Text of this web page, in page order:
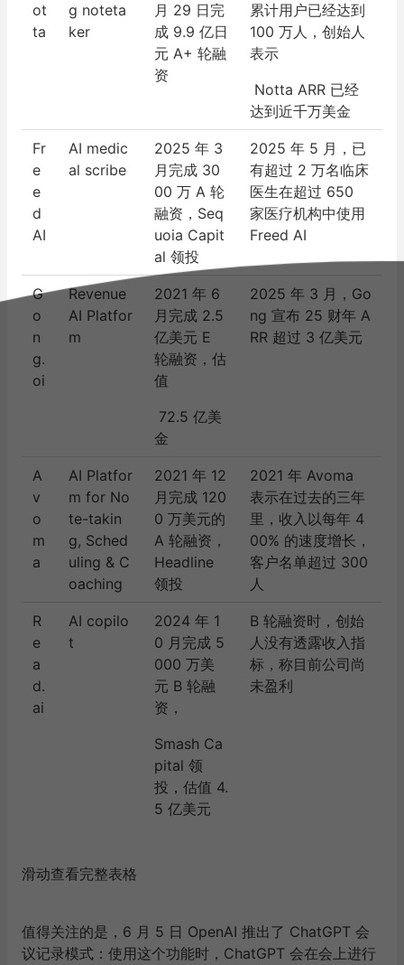
ot
ta
g noteta
ker
月 29 日完
成 9.9 亿日
元 A+ 轮融
资
累计用户已经达到
100 万人，创始人
表示
Notta ARR 已经
达到近千万美金
Fr
e
e
d
AI
AI medic
al scribe
2025 年 3
月完成 30
00 万 A 轮
融资，Seq
uoia Capit
al 领投
2025 年 5 月，已
有超过 2 万名临床
医生在超过 650
家医疗机构中使用
Freed AI
G
o
n
g.
oi
Revenue
AI Platfor
m
2021 年 6
月完成 2.5
亿美元 E
轮融资，估
值
72.5 亿美
金
2025 年 3 月，Go
ng 宣布 25 财年 A
RR 超过 3 亿美元
A
v
o
m
a
AI Platfor
m for No
te-takin
g, Sched
uling & C
oaching
2021 年 12
月完成 120
0 万美元的
A 轮融资，
Headline
领投
2021 年 Avoma
表示在过去的三年
里，收入以每年 4
00% 的速度增长，
客户名单超过 300
人
R
e
a
d.
ai
AI copilo
t
2024 年 1
0 月完成 5
000 万美
元 B 轮融
资，
Smash Ca
pital 领
投，估值 4.
5 亿美元
B 轮融资时，创始
人没有透露收入指
标，称目前公司尚
未盈利
滑动查看完整表格
值得关注的是，6 月 5 日 OpenAI 推出了 ChatGPT 会
议记录模式： 使用这个功能时，ChatGPT 会在会上进行